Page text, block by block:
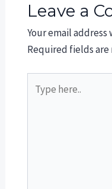
Leave a
Your email
Required fields are
here..